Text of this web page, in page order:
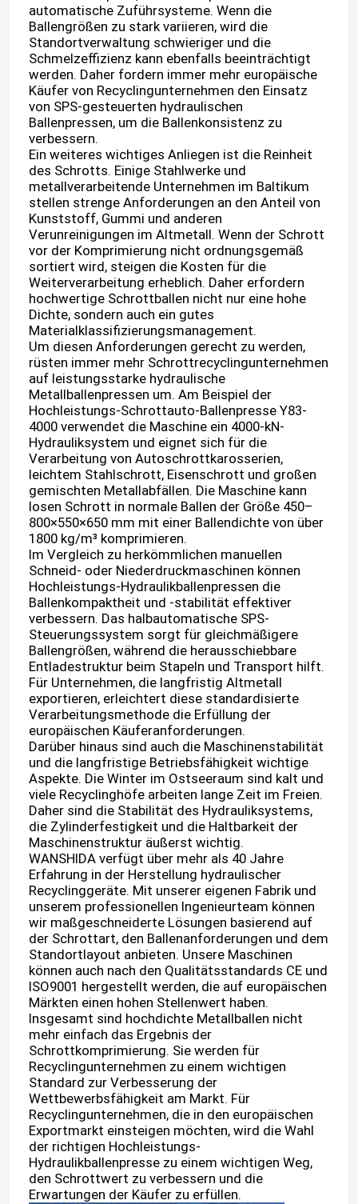
Zu Hause
Produkte
Über uns
Werksbesichtigung
automatische Zuführsysteme. Wenn die
Ballengrößen zu stark variieren, wird die
Standortverwaltung schwieriger und die
Schmelzeffizienz kann ebenfalls beeinträchtigt
werden. Daher fordern immer mehr europäische
Käufer von Recyclingunternehmen den Einsatz
von SPS-gesteuerten hydraulischen
Ballenpressen, um die Ballenkonsistenz zu
verbessern.
Ein weiteres wichtiges Anliegen ist die Reinheit
des Schrotts. Einige Stahlwerke und
metallverarbeitende Unternehmen im Baltikum
stellen strenge Anforderungen an den Anteil von
Kunststoff, Gummi und anderen
Verunreinigungen im Altmetall. Wenn der Schrott
vor der Komprimierung nicht ordnungsgemäß
sortiert wird, steigen die Kosten für die
Weiterverarbeitung erheblich. Daher erfordern
hochwertige Schrottballen nicht nur eine hohe
Dichte, sondern auch ein gutes
Materialklassifizierungsmanagement.
Um diesen Anforderungen gerecht zu werden,
rüsten immer mehr Schrottrecyclingunternehmen
auf leistungsstarke hydraulische
Metallballenpressen um. Am Beispiel der
Hochleistungs-Schrottauto-Ballenpresse Y83-
4000 verwendet die Maschine ein 4000-kN-
Hydrauliksystem und eignet sich für die
Verarbeitung von Autoschrottkarosserien,
leichtem Stahlschrott, Eisenschrott und großen
gemischten Metallabfällen. Die Maschine kann
losen Schrott in normale Ballen der Größe 450–
800×550×650 mm mit einer Ballendichte von über
1800 kg/m³ komprimieren.
Im Vergleich zu herkömmlichen manuellen
Schneid- oder Niederdruckmaschinen können
Hochleistungs-Hydraulikballenpressen die
Ballenkompaktheit und -stabilität effektiver
verbessern. Das halbautomatische SPS-
Steuerungssystem sorgt für gleichmäßigere
Ballengrößen, während die herausschiebbare
Entladestruktur beim Stapeln und Transport hilft.
Für Unternehmen, die langfristig Altmetall
exportieren, erleichtert diese standardisierte
Verarbeitungsmethode die Erfüllung der
europäischen Käuferanforderungen.
Darüber hinaus sind auch die Maschinenstabilität
und die langfristige Betriebsfähigkeit wichtige
Aspekte. Die Winter im Ostseeraum sind kalt und
viele Recyclinghöfe arbeiten lange Zeit im Freien.
Daher sind die Stabilität des Hydrauliksystems,
die Zylinderfestigkeit und die Haltbarkeit der
Maschinenstruktur äußerst wichtig.
WANSHIDA verfügt über mehr als 40 Jahre
Erfahrung in der Herstellung hydraulischer
Recyclinggeräte. Mit unserer eigenen Fabrik und
unserem professionellen Ingenieurteam können
wir maßgeschneiderte Lösungen basierend auf
der Schrottart, den Ballenanforderungen und dem
Standortlayout anbieten. Unsere Maschinen
können auch nach den Qualitätsstandards CE und
ISO9001 hergestellt werden, die auf europäischen
Märkten einen hohen Stellenwert haben.
Insgesamt sind hochdichte Metallballen nicht
mehr einfach das Ergebnis der
Schrottkomprimierung. Sie werden für
Recyclingunternehmen zu einem wichtigen
Standard zur Verbesserung der
Wettbewerbsfähigkeit am Markt. Für
Recyclingunternehmen, die in den europäischen
Exportmarkt einsteigen möchten, wird die Wahl
der richtigen Hochleistungs-
Hydraulikballenpresse zu einem wichtigen Weg,
den Schrottwert zu verbessern und die
Erwartungen der Käufer zu erfüllen.